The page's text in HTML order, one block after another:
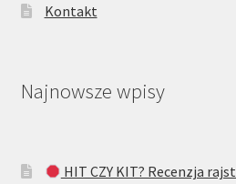
Kontakt
Najnowsze wpisy
HIT CZY KIT? Recenzja